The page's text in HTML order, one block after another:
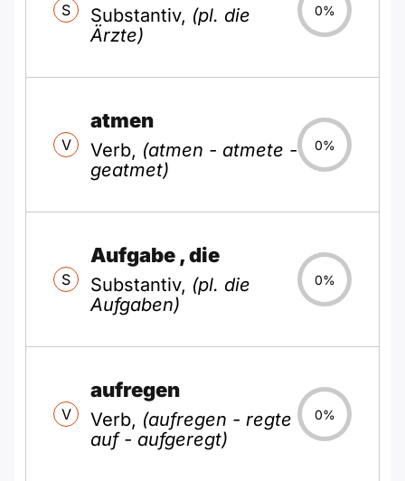
S Substantiv, (pl. die
Ärzte)
0%
V
atmen
Verb, (atmen - atmete -
geatmet)
0%
S
Aufgabe , die
Substantiv, (pl. die
Aufgaben)
0%
V
aufregen
Verb, (aufregen - regte
auf - aufgeregt)
0%